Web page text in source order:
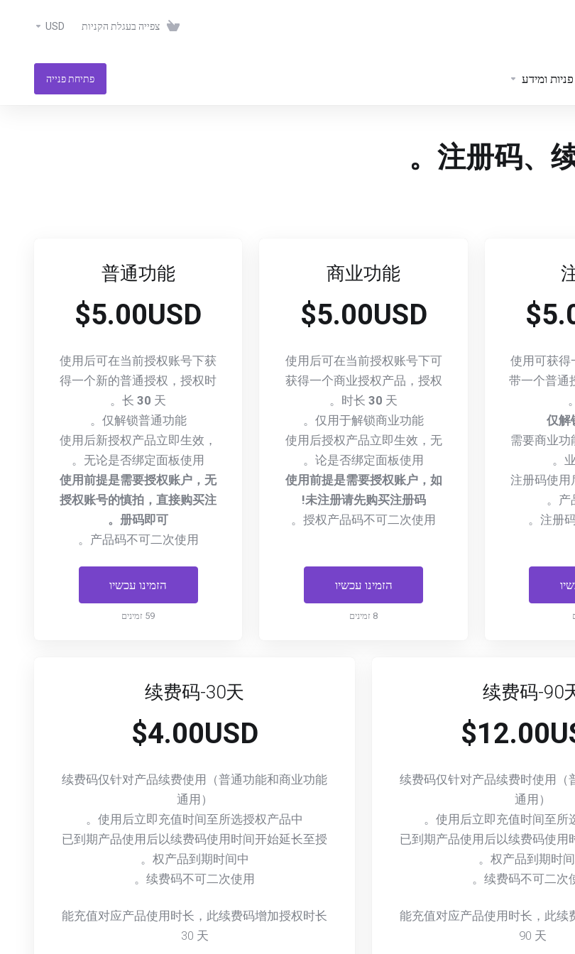
צפייה בעגלת הקניות USD
פניות ומידע פתיחת פנייה
注册码、
使用可获得
带一个普通
仅解
需要商业功
注册码使用
产
注册
商业功能
$5.00USD
使用后可在当前授权账号下可
获得一个商业授权产品，授权
时长 30 天。
仅用于解锁商业功能。
使用后授权产品立即生效，无
论是否绑定面板使用。
使用前提是需要授权账户，如
未注册请先购买注册码!
授权产品码不可二次使用。
הזמינו עכשיו
8 זמינים
普通功能
$5.00USD
使用后可在当前授权账号下获
得一个新的普通授权，授权时
长30 天。
仅解锁普通功能。
使用后新授权产品立即生效，
无论是否绑定面板使用。
使用前提是需要授权账户，无
授权账号的慎拍，直接购买注
册码即可。
产品码不可二次使用。
הזמינו עכשיו
59 זמינים
续费码-90
能充值对应产品使用时长，此续
90 天
续费码仅针对产品续费时使用（
通用）
使用后立即充值时间至所
已到期产品使用后以续费码使用
权产品到期时间
续费码不可二次使
续费码-30天
$4.00USD
能充值对应产品使用时长，此续费码增加授权时长
30 天
续费码仅针对产品续费使用（普通功能和商业功能
通用）
使用后立即充值时间至所选授权产品中。
已到期产品使用后以续费码使用时间开始延长至授
权产品到期时间中。
续费码不可二次使用。